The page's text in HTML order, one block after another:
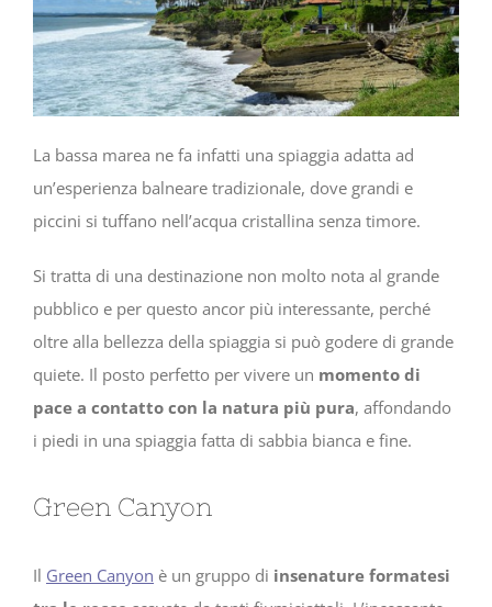
La bassa marea ne fa infatti una spiaggia adatta ad
un’esperienza balneare tradizionale, dove grandi e
piccini si tuffano nell’acqua cristallina senza timore.
Si tratta di una destinazione non molto nota al grande
pubblico e per questo ancor più interessante, perché
oltre alla bellezza della spiaggia si può godere di grande
quiete. Il posto perfetto per vivere un momento di
pace a contatto con la natura più pura, affondando
i piedi in una spiaggia fatta di sabbia bianca e fine.
Green Canyon
Il Green Canyon è un gruppo di insenature formatesi